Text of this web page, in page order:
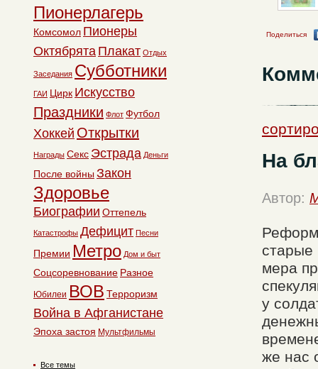
Поделиться
На
Автор:
старые
мера
у
же нас
Пионерлагерь
Комсомол Пионеры
Октябрята Плакат Отдых
Заседания Субботники
ГАИ Цирк Искусство
Праздники Флот Футбол
Хоккей Открытки
Награды Секс Эстрада Деньги
После войны Закон
Здоровье
Биографии Оттепель
Катастрофы Дефицит Песни
Премии Метро Дом и быт
Соцсоревнование Разное
Юбилеи ВОВ Терроризм
Война в Афганистане
Эпоха застоя Мультфильмы
Все темы